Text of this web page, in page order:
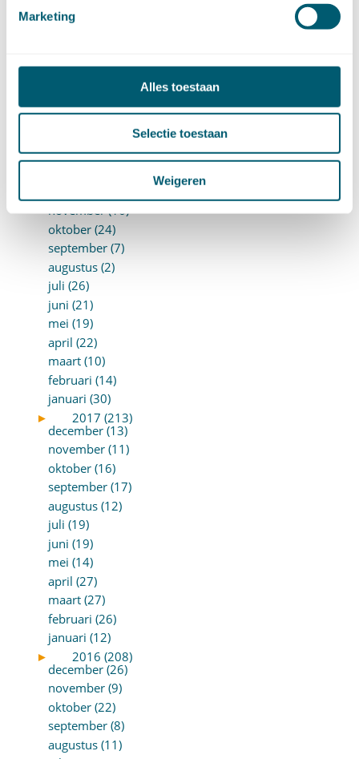
Marketing
Alles toestaan
Selectie toestaan
Weigeren
september (8)
augustus (10)
juni (10)
april (18)
januari (24)
november (16)
oktober (24)
september (7)
augustus (2)
juli (26)
juni (21)
mei (19)
april (22)
maart (10)
februari (14)
januari (30)
►
2017 (213)
december (13)
november (11)
oktober (16)
september (17)
augustus (12)
juli (19)
juni (19)
mei (14)
april (27)
maart (27)
februari (26)
januari (12)
►
2016 (208)
december (26)
november (9)
oktober (22)
september (8)
augustus (11)